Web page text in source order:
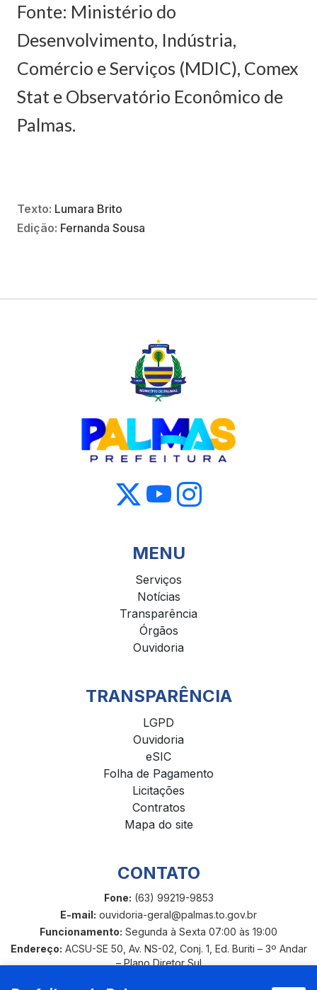
Fonte: Ministério do
Desenvolvimento, Indústria,
Comércio e Serviços (MDIC), Comex
Stat e Observatório Econômico de
Palmas.
Texto: Lumara Brito
Edição: Fernanda Sousa
MENU
Serviços
Notícias
Transparência
Órgãos
Ouvidoria
TRANSPARÊNCIA
LGPD
Ouvidoria
eSIC
Folha de Pagamento
Licitações
Contratos
Mapa do site
CONTATO
Fone: (63) 99219-9853
E-mail: ouvidoria-geral@palmas.to.gov.br
Funcionamento: Segunda à Sexta 07:00 às 19:00
Endereço: ACSU-SE 50, Av. NS-02, Conj. 1, Ed. Buriti – 3º Andar
– Plano Diretor Sul